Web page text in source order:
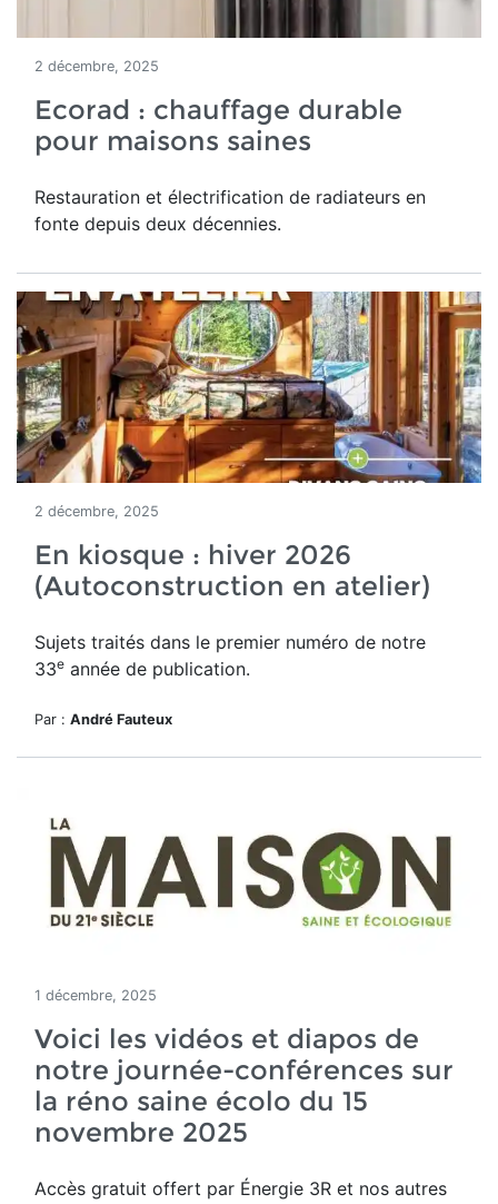
2 décembre, 2025
Ecorad : chauffage durable
pour maisons saines
Restauration et électrification de radiateurs en
fonte depuis deux décennies.
2 décembre, 2025
En kiosque : hiver 2026
(Autoconstruction en atelier)
Sujets traités dans le premier numéro de notre
33e année de publication.
Par : André Fauteux
1 décembre, 2025
Voici les vidéos et diapos de
notre journée-conférences sur
la réno saine écolo du 15
novembre 2025
Accès gratuit offert par Énergie 3R et nos autres